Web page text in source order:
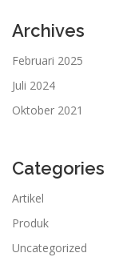
Archives
Februari 2025
Juli 2024
Oktober 2021
Categories
Artikel
Produk
Uncategorized